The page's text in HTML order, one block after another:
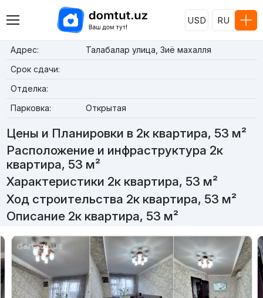
USD RU
Адрес:
Талабалар улица, Зиё махалля
Срок сдачи:
Отделка:
Парковка:
Открытая
Цены и Планировки в 2к квартира, 53 м²
Расположение и инфраструктура 2к
квартира, 53 м²
Характеристики 2к квартира, 53 м²
Ход строительства 2к квартира, 53 м²
Описание 2к квартира, 53 м²